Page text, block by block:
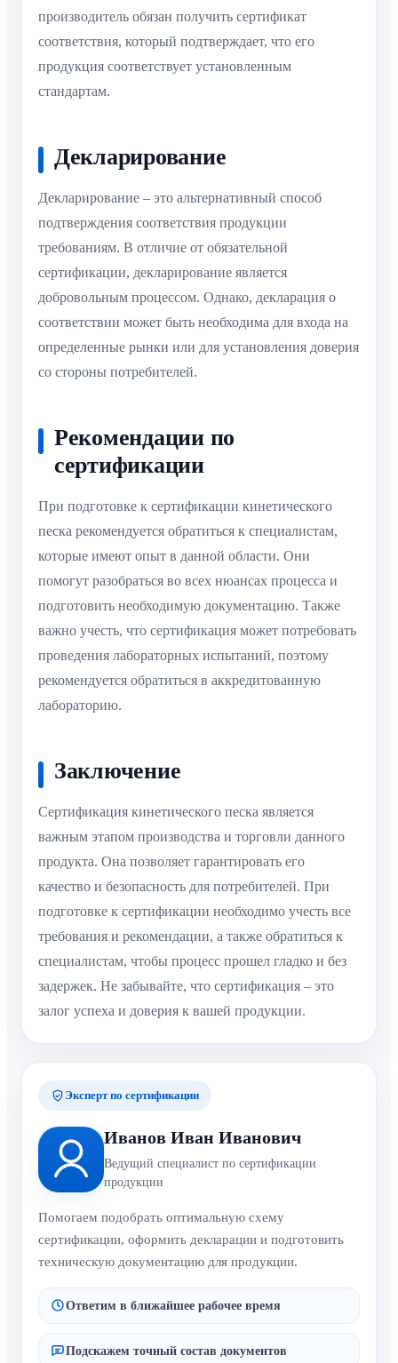
производитель обязан получить сертификат
соответствия, который подтверждает, что его
продукция соответствует установленным
стандартам.
Декларирование
Декларирование – это альтернативный способ
подтверждения соответствия продукции
требованиям. В отличие от обязательной
сертификации, декларирование является
добровольным процессом. Однако, декларация о
соответствии может быть необходима для входа на
определенные рынки или для установления доверия
со стороны потребителей.
Рекомендации по
сертификации
При подготовке к сертификации кинетического
песка рекомендуется обратиться к специалистам,
которые имеют опыт в данной области. Они
помогут разобраться во всех нюансах процесса и
подготовить необходимую документацию. Также
важно учесть, что сертификация может потребовать
проведения лабораторных испытаний, поэтому
рекомендуется обратиться в аккредитованную
лабораторию.
Заключение
Сертификация кинетического песка является
важным этапом производства и торговли данного
продукта. Она позволяет гарантировать его
качество и безопасность для потребителей. При
подготовке к сертификации необходимо учесть все
требования и рекомендации, а также обратиться к
специалистам, чтобы процесс прошел гладко и без
задержек. Не забывайте, что сертификация – это
залог успеха и доверия к вашей продукции.
Эксперт по сертификации
Иванов Иван Иванович
Ведущий специалист по сертификации
продукции
Помогаем подобрать оптимальную схему
сертификации, оформить декларации и подготовить
техническую документацию для продукции.
Ответим в ближайшее рабочее время
Подскажем точный состав документов